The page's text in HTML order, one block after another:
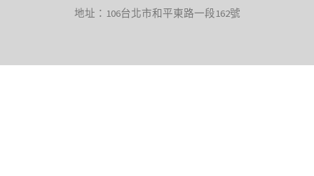
地址：106台北市和平東路一段162號